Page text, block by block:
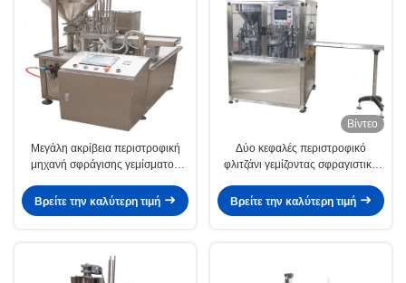
Μεγάλη ακρίβεια περιστροφική
μηχανή σφράγισης γεμίσματος
Βρείτε την καλύτερη τιμή
Βίντεο
Δύο κεφαλές περιστροφικό
φλιτζάνι γεμίζοντας σφραγιστική
σάλτσα φλιτζάνι γεμίζοντας
σφραγίζοντας
Βρείτε την καλύτερη τιμή